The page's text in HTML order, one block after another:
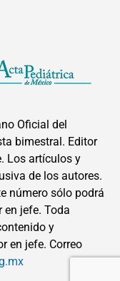
Oficial del
bimestral. Editor
Los artículos y
de los autores.
número sólo podrá
en jefe. Toda
y
en jefe. Correo